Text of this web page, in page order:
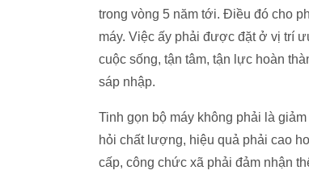
trong vòng 5 năm tới. Điều đó cho
máy. Việc ấy phải được đặt ở vị trí
cuộc sống, tận tâm, tận lực hoàn
sáp nhập.
Tinh gọn bộ máy không phải là
hỏi chất lượng, hiệu quả phải cao
cấp, công chức xã phải đảm nhận